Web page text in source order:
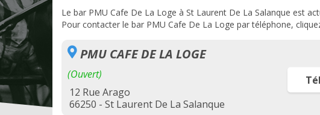
Le bar PMU Cafe De La Loge à St Laurent De La Salanque est
Pour contacter le bar PMU Cafe De La Loge par téléphone,
PMU CAFE DE LA LOGE
(Ouvert)
12 Rue Arago
66250 - St Laurent De La Salanque